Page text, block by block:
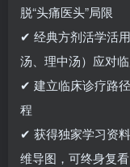
脱“头痛医头”局限
✔ 经典方剂活学活
汤、理中汤）应对
✔ 建立临床诊疗路
程
✔ 获得独家学习资
维导图，可终身复看